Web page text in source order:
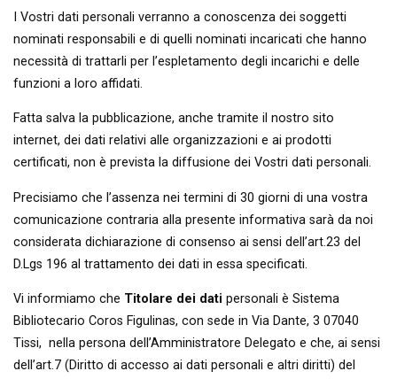
I Vostri dati personali verranno a conoscenza dei soggetti
nominati responsabili e di quelli nominati incaricati che hanno
necessità di trattarli per l’espletamento degli incarichi e delle
funzioni a loro affidati.
Fatta salva la pubblicazione, anche tramite il nostro sito
internet, dei dati relativi alle organizzazioni e ai prodotti
certificati, non è prevista la diffusione dei Vostri dati personali.
Precisiamo che l’assenza nei termini di 30 giorni di una vostra
comunicazione contraria alla presente informativa sarà da noi
considerata dichiarazione di consenso ai sensi dell’art.23 del
D.Lgs 196 al trattamento dei dati in essa specificati.
Vi informiamo che Titolare dei dati personali è Sistema
Bibliotecario Coros Figulinas, con sede in Via Dante, 3 07040
Tissi, nella persona dell’Amministratore Delegato e che, ai sensi
dell’art.7 (Diritto di accesso ai dati personali e altri diritti) del